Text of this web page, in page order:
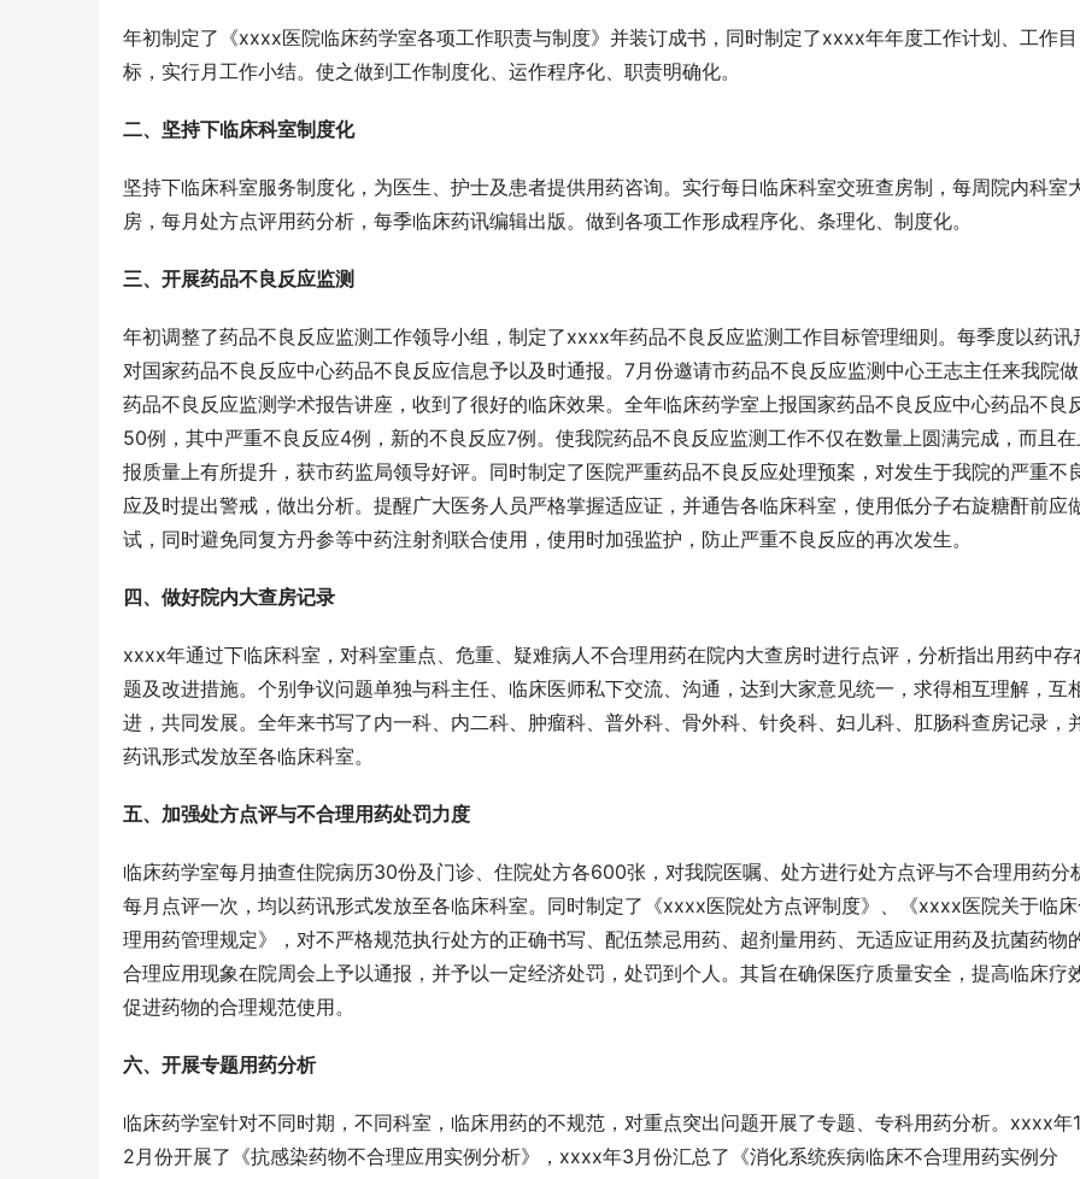
年初制定了《xxxx医院临床药学室各项工作职责与制度》并装订成书，同时制定了xxxx年年度工作计划、工作目
标，实行月工作小结。使之做到工作制度化、运作程序化、职责明确化。
二、坚持下临床科室制度化
坚持下临床科室服务制度化，为医生、护士及患者提供用药咨询。实行每日临床科室交班查房制，每周院内科室
房，每月处方点评用药分析，每季临床药讯编辑出版。做到各项工作形成程序化、条理化、制度化。
三、开展药品不良反应监测
年初调整了药品不良反应监测工作领导小组，制定了xxxx年药品不良反应监测工作目标管理细则。每季度以药讯
对国家药品不良反应中心药品不良反应信息予以及时通报。7月份邀请市药品不良反应监测中心王志主任来我院
药品不良反应监测学术报告讲座，收到了很好的临床效果。全年临床药学室上报国家药品不良反应中心药品不良
50例，其中严重不良反应4例，新的不良反应7例。使我院药品不良反应监测工作不仅在数量上圆满完成，而且在
报质量上有所提升，获市药监局领导好评。同时制定了医院严重药品不良反应处理预案，对发生于我院的严重不
应及时提出警戒，做出分析。提醒广大医务人员严格掌握适应证，并通告各临床科室，使用低分子右旋糖酐前应
试，同时避免同复方丹参等中药注射剂联合使用，使用时加强监护，防止严重不良反应的再次发生。
四、做好院内大查房记录
xxxx年通过下临床科室，对科室重点、危重、疑难病人不合理用药在院内大查房时进行点评，分析指出用药中存
题及改进措施。个别争议问题单独与科主任、临床医师私下交流、沟通，达到大家意见统一，求得相互理解，互
进，共同发展。全年来书写了内一科、内二科、肿瘤科、普外科、骨外科、针灸科、妇儿科、肛肠科查房记录，
药讯形式发放至各临床科室。
五、加强处方点评与不合理用药处罚力度
临床药学室每月抽查住院病历30份及门诊、住院处方各600张，对我院医嘱、处方进行处方点评与不合理用药分
每月点评一次，均以药讯形式发放至各临床科室。同时制定了《xxxx医院处方点评制度》、《xxxx医院关于临
理用药管理规定》，对不严格规范执行处方的正确书写、配伍禁忌用药、超剂量用药、无适应证用药及抗菌药物
合理应用现象在院周会上予以通报，并予以一定经济处罚，处罚到个人。其旨在确保医疗质量安全，提高临床疗
促进药物的合理规范使用。
六、开展专题用药分析
临床药学室针对不同时期，不同科室，临床用药的不规范，对重点突出问题开展了专题、专科用药分析。xxxx年1
2月份开展了《抗感染药物不合理应用实例分析》，xxxx年3月份汇总了《消化系统疾病临床不合理用药实例分